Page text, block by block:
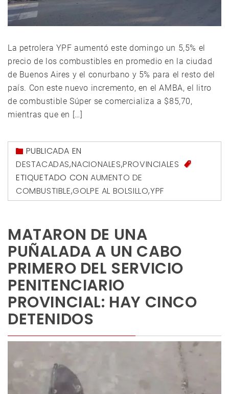
La petrolera YPF aumentó este domingo un 5,5% el
precio de los combustibles en promedio en la ciudad
de Buenos Aires y el conurbano y 5% para el resto del
país. Con este nuevo incremento, en el AMBA, el litro
de combustible Súper se comercializa a $85,70,
mientras que en […]
PUBLICADA EN
DESTACADAS,NACIONALES,PROVINCIALES
ETIQUETADO CON AUMENTO DE
COMBUSTIBLE,GOLPE AL BOLSILLO,YPF
MATARON DE UNA
PUÑALADA A UN CABO
PRIMERO DEL SERVICIO
PENITENCIARIO
PROVINCIAL: HAY CINCO
DETENIDOS